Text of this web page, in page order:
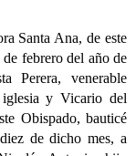
Santa Ana, de este
febrero del año de
Perera, venerable
y Vicario del
Obispado, bauticé
de dicho mes, a